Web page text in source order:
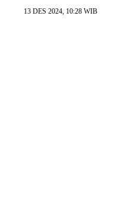
13 DES 2024, 10:28 WIB